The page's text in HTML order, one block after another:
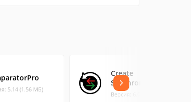
5.14 (1.56 МБ)
Create
Synchronicity
Версия: 6.0 (0.29 МБ)